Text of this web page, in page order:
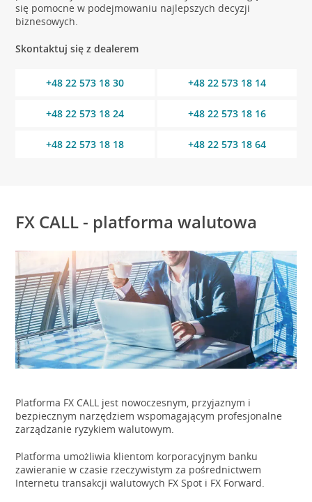
się pomocne w podejmowaniu najlepszych decyzji
biznesowych.
Skontaktuj się z dealerem
+48 22 573 18 30 +48 22 573 18 14
+48 22 573 18 24 +48 22 573 18 16
+48 22 573 18 18 +48 22 573 18 64
FX CALL - platforma walutowa
Platforma FX CALL jest nowoczesnym, przyjaznym i
bezpiecznym narzędziem wspomagającym profesjonalne
zarządzanie ryzykiem walutowym.
Platforma umożliwia klientom korporacyjnym banku
zawieranie w czasie rzeczywistym za pośrednictwem
Internetu transakcji walutowych FX Spot i FX Forward.